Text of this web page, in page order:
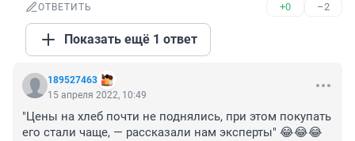
ОТВЕТИТЬ +0 –2
Показать ещё 1 ответ
189527463
15 апреля 2022, 10:49
"Цены на хлеб почти не поднялись, при этом покупать
его стали чаще, — рассказали нам эксперты" 😂😂😂